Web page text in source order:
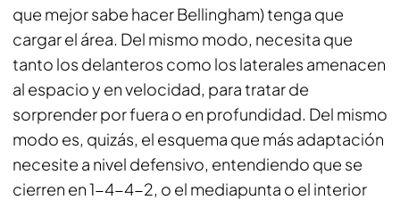
que mejor sabe hacer Bellingham) tenga que
cargar el área. Del mismo modo, necesita que
tanto los delanteros como los laterales amenacen
al espacio y en velocidad, para tratar de
sorprender por fuera o en profundidad. Del mismo
modo es, quizás, el esquema que más adaptación
necesite a nivel defensivo, entendiendo que se
cierren en 1-4-4-2, o el mediapunta o el interior